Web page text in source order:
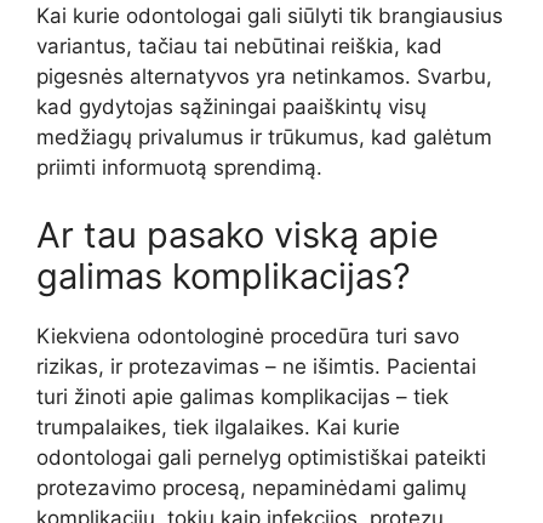
Kai kurie odontologai gali siūlyti tik brangiausius
variantus, tačiau tai nebūtinai reiškia, kad
pigesnės alternatyvos yra netinkamos. Svarbu,
kad gydytojas sąžiningai paaiškintų visų
medžiagų privalumus ir trūkumus, kad galėtum
priimti informuotą sprendimą.
Ar tau pasako viską apie
galimas komplikacijas?
Kiekviena odontologinė procedūra turi savo
rizikas, ir protezavimas – ne išimtis. Pacientai
turi žinoti apie galimas komplikacijas – tiek
trumpalaikes, tiek ilgalaikes. Kai kurie
odontologai gali pernelyg optimistiškai pateikti
protezavimo procesą, nepaminėdami galimų
komplikacijų, tokių kaip infekcijos, protezų